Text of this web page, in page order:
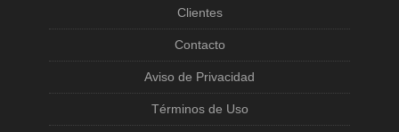
Clientes
Contacto
Aviso de Privacidad
Términos de Uso